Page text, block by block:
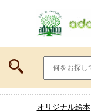
オリジナル絵本